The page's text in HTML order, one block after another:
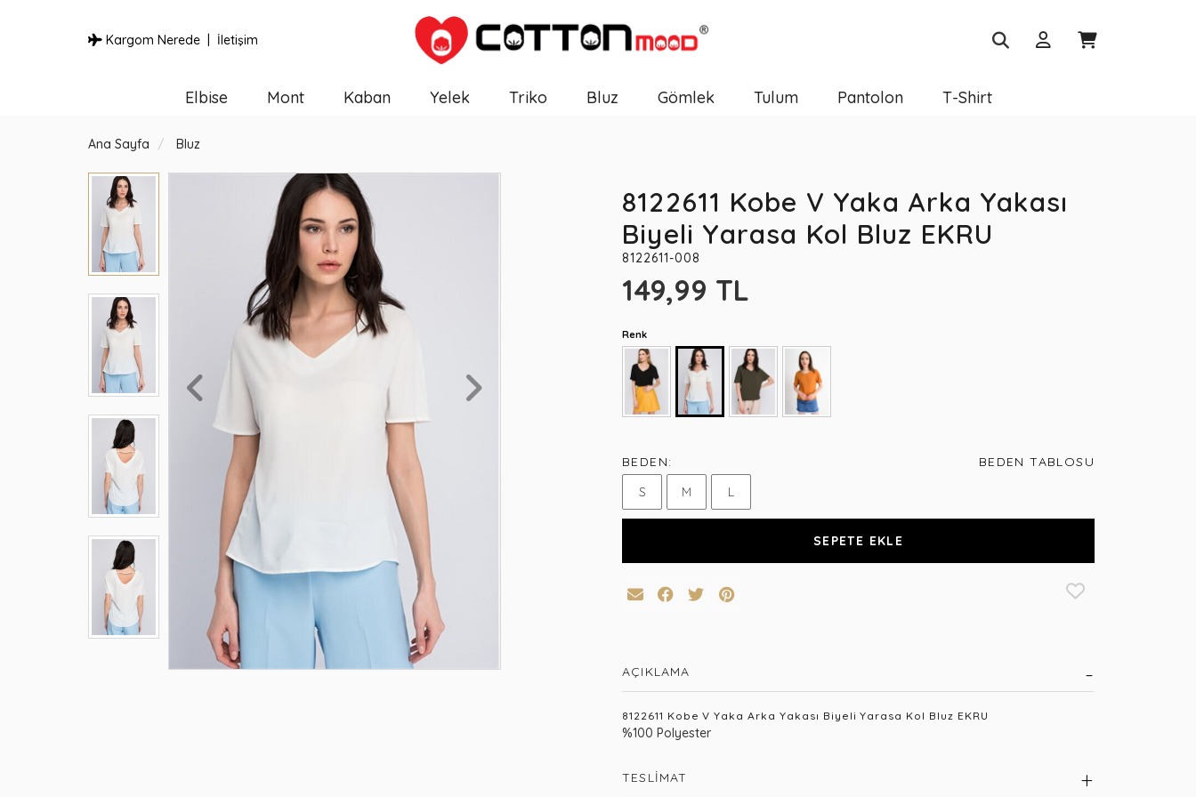
Kargom Nerede İletişim
Elbise Mont Kaban Yelek Triko Bluz Gömlek Tulum Pantolon T-Shirt
Ana Sayfa Bluz
8122611 Kobe V Yaka Arka Yakası
Biyeli Yarasa Kol Bluz EKRU
8122611-008
149,99 TL
Renk
BEDEN:
BEDEN TABLOSU
S
M L
SEPETE EKLE
AÇIKLAMA
8122611 Kobe V Yaka Arka Yakası Biyeli Yarasa Kol Bluz EKRU
%100 Polyester
TESLIMAT